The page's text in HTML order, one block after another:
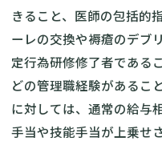
きること、医師の包括的
ーレの交換や褥瘡のデブ
定行為研修修了者である
どの管理職経験があるこ
に対しては、通常の給与
手当や技能手当が上乗せ